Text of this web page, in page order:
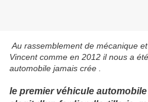
Au rassemblement de mécanique
Vincent comme en 2012 il nous a
automobile jamais crée .
le premier véhicule